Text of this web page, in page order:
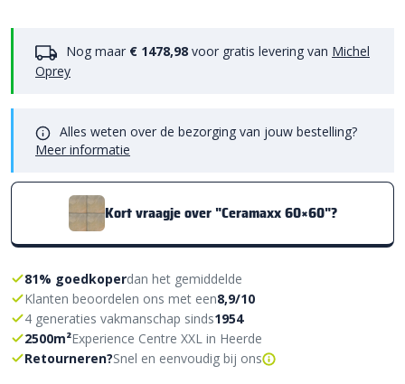
Nog maar € 1478,98 voor gratis levering van Michel
Oprey
Alles weten over de bezorging van jouw bestelling?
Meer informatie
Kort vraagje over "Ceramaxx 60×60"?
81% goedkoperdan het gemiddelde
Klanten beoordelen ons met een8,9/10
4 generaties vakmanschap sinds1954
2500m²Experience Centre XXL in Heerde
Retourneren?Snel en eenvoudig bij ons